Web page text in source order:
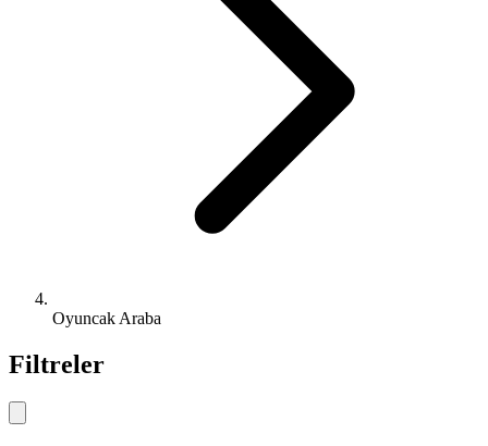
Oyuncak Araba
Filtreler